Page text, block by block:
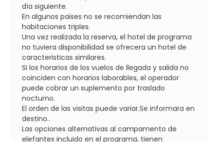
día siguiente.
En algunos paises no se recomiendan las
habitaciones triples.
Una vez realizada la reserva, el hotel de programa
no tuviera disponibilidad se ofrecera un hotel de
caracteristicas similares.
Si los horarios de los vuelos de llegada y salida no
coinciden con horarios laborables, el operador
puede cobrar un suplemento por traslado
nocturno.
El orden de las visitas puede variar.Se informara en
destino..
Las opciones alternativas al campamento de
elefantes incluido en el programa, tienen